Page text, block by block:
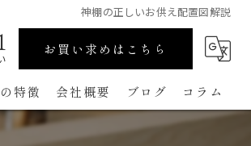
神棚の正しいお供え配置図解説
お買い求めはこちら
特徴 会社概要 ブログ コラム